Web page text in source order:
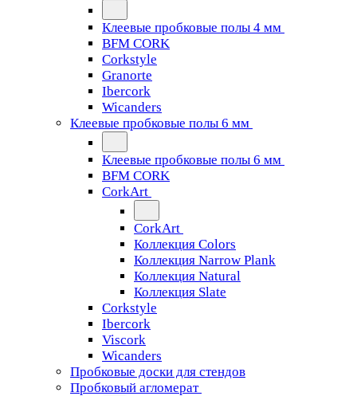
Клеевые пробковые полы 4 мм
BFM CORK
Corkstyle
Granorte
Ibercork
Wicanders
Клеевые пробковые полы 6 мм
Клеевые пробковые полы 6 мм
BFM CORK
CorkArt
CorkArt
Коллекция Colors
Коллекция Narrow Plank
Коллекция Natural
Коллекция Slate
Corkstyle
Ibercork
Viscork
Wicanders
Пробковые доски для стендов
Пробковый агломерат